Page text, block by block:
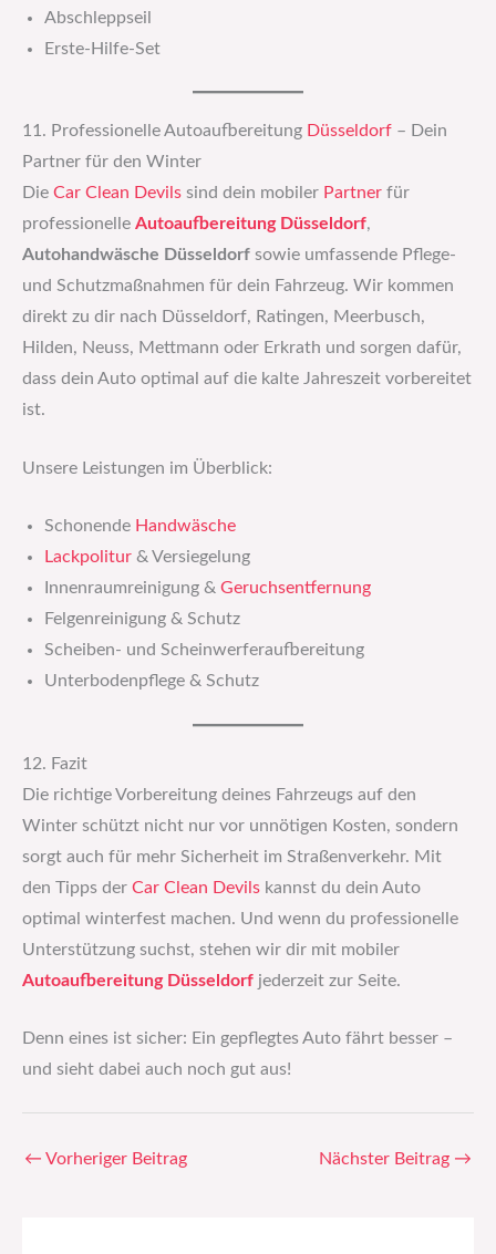
Abschleppseil
Erste-Hilfe-Set
11. Professionelle Autoaufbereitung Düsseldorf – Dein
Partner für den Winter
Die Car Clean Devils sind dein mobiler Partner für
professionelle Autoaufbereitung Düsseldorf,
Autohandwäsche Düsseldorf sowie umfassende Pflege-
und Schutzmaßnahmen für dein Fahrzeug. Wir kommen
direkt zu dir nach Düsseldorf, Ratingen, Meerbusch,
Hilden, Neuss, Mettmann oder Erkrath und sorgen dafür,
dass dein Auto optimal auf die kalte Jahreszeit vorbereitet
ist.
Unsere Leistungen im Überblick:
Schonende Handwäsche
Lackpolitur & Versiegelung
Innenraumreinigung & Geruchsentfernung
Felgenreinigung & Schutz
Scheiben- und Scheinwerferaufbereitung
Unterbodenpflege & Schutz
12. Fazit
Die richtige Vorbereitung deines Fahrzeugs auf den
Winter schützt nicht nur vor unnötigen Kosten, sondern
sorgt auch für mehr Sicherheit im Straßenverkehr. Mit
den Tipps der Car Clean Devils kannst du dein Auto
optimal winterfest machen. Und wenn du professionelle
Unterstützung suchst, stehen wir dir mit mobiler
Autoaufbereitung Düsseldorf jederzeit zur Seite.
Denn eines ist sicher: Ein gepflegtes Auto fährt besser –
und sieht dabei auch noch gut aus!
← Vorheriger Beitrag Nächster Beitrag →